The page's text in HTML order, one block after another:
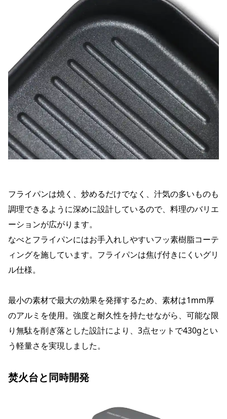
フライパンは焼く、炒めるだけでなく、汁気の多いものも
調理できるように深めに設計しているので、料理のバリエ
ーションが広がります。
なべとフライパンにはお手入れしやすいフッ素樹脂コーテ
ィングを施しています。フライパンは焦げ付きにくいグリ
ル仕様。
最小の素材で最大の効果を発揮するため、素材は1mm厚
のアルミを使用。強度と耐久性を持たせながら、可能な限
り無駄を削ぎ落とした設計により、3点セットで430gとい
う軽量さを実現しました。
焚火台と同時開発